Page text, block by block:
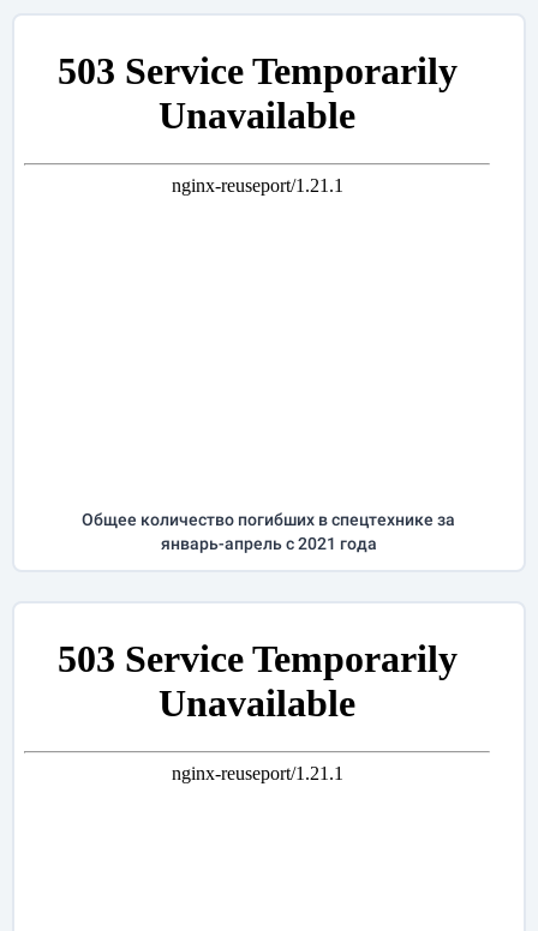
Общее количество погибших в спецтехнике за
январь-апрельс 2021 года